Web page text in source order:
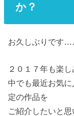
か？
お久しぶりです
２０１７年も楽
中でも最近お気
定の作品を
ご紹介したいと思